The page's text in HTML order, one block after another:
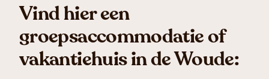
Vind hier een
groepsaccommodatie of
vakantiehuis in de Woude: